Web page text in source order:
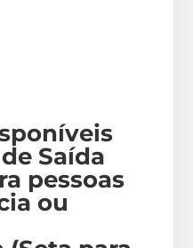
Saída
pessoas
ou